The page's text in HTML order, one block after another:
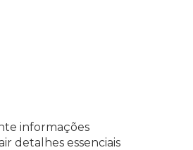
informações
detalhes essenciais